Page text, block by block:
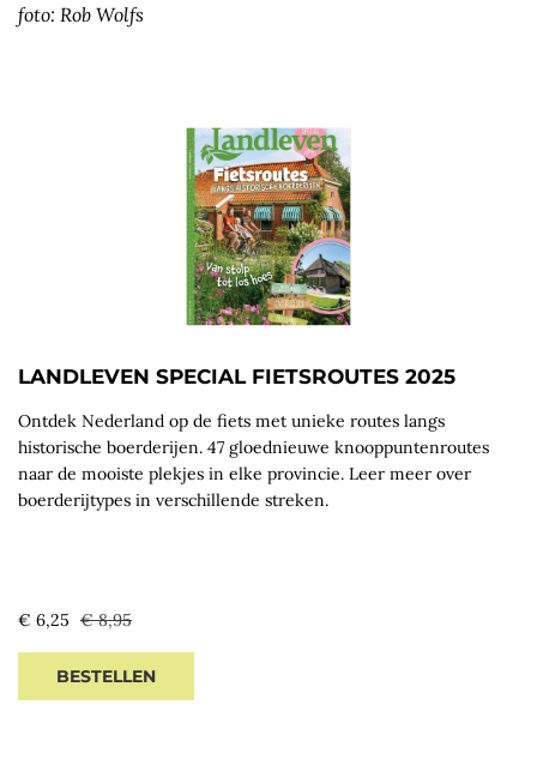
foto: Rob Wolfs
LANDLEVEN SPECIAL FIETSROUTES 2025
Sale
€ 6,25 Regular
€ 8,95
BESTELLEN
Ontdek Nederland op de fiets met unieke routes langs
historische boerderijen. 47 gloednieuwe knooppuntenroutes
naar de mooiste plekjes in elke provincie. Leer meer over
boerderijtypes in verschillende streken.